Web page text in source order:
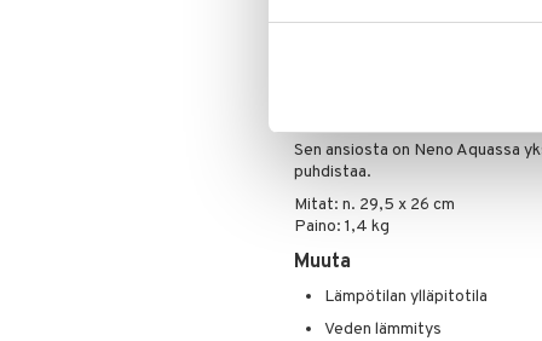
sinun tarvitsee sytyttää valoa.
Maidonkorvike- & vellikone on
Sen ansiosta on Neno Aquassa
puhdistaa.
Mitat: n. 29,5 x 26 cm
Paino: 1,4 kg
Muuta
Lämpötilan ylläpitotila
Veden lämmitys